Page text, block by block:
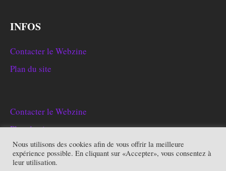
INFOS
Contacter le Webzine
Plan du site
Contacter le Webzine
Plan du site
Nous utilisons des cookies afin de vous offrir la meilleure
expérience possible. En cliquant sur «Accepter», vous consentez à
leur utilisation.